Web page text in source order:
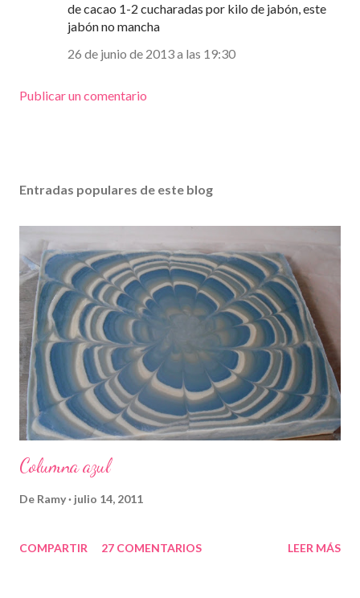
de cacao 1-2 cucharadas por kilo de jabón, este
jabón no mancha
26 de junio de 2013 a las 19:30
Publicar un comentario
Entradas populares de este blog
Columna azul
De Ramy julio 14, 2011
COMPARTIR 27 COMENTARIOS LEER MÁS